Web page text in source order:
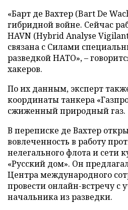
«Барт де Вахтер (Bart De
гибридной войне. Сейчас
HAVN (Hybrid Analyse
связана с Силами
разведкой НАТО», –
хакеров.
По их данным, эксперт
координаты танкера
сжиженный природный газ.
В переписке де Вахтер
вовлеченность в работу
нелегального флота и сети
«Русский дом». Он
Центра международного
провести онлайн-встречу с
начальника из разведки.